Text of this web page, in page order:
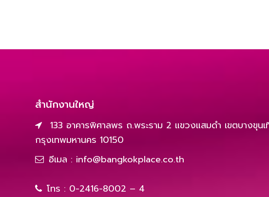
สำนักงานใหญ่
133 อาคารพิศาลพร ถ.พระราม 2 แขวงแสมดำ เขตบางขุนเ
กรุงเทพมหานคร 10150
อีเมล : info@bangkokplace.co.th
โทร : 0-2416-8002 – 4